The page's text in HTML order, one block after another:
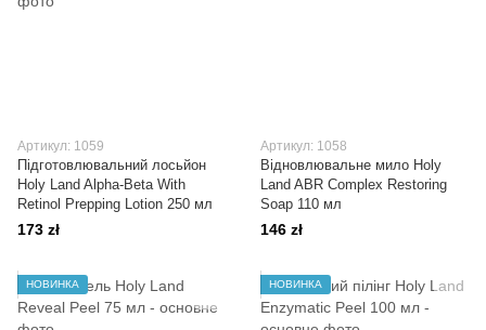
Артикул: 1059
Підготовлювальний лосьйон
Holy Land Alpha-Beta With
Retinol Prepping Lotion 250 мл
173 zł
Артикул: 1058
Відновлювальне мило Holy
Land ABR Complex Restoring
Soap 110 мл
146 zł
НОВИНКА НОВИНКА